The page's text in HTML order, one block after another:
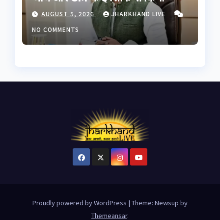
इनकार, छात्रों से बातचीत को बनेगी
हाई लेवल कमेटी
AUGUST 5, 2026
JHARKHAND LIVE
NO COMMENTS
Proudly powered by WordPress | Theme: Newsup by
Themeansar.